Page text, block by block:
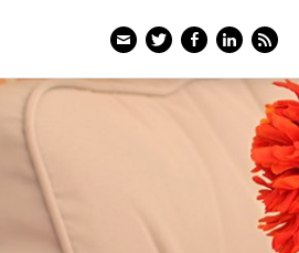
EmailTwitterFacebook
LinkedIn
Feed